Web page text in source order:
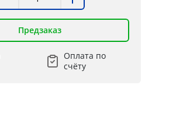
Предзаказ
Оплата по
счёту